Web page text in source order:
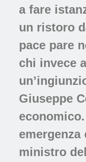
a fare
un ristoro
pace pare
chi invece
Giuseppe
emergenza
ministro